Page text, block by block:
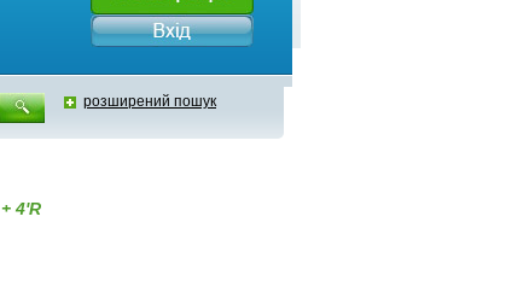
розширений пошук
+ 4'R